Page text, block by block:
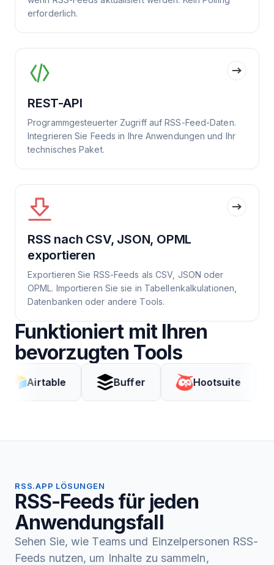
erforderlich.
REST-API
Programmgesteuerter Zugriff auf RSS-Feed-Daten.
Integrieren Sie Feeds in Ihre Anwendungen und Ihr
technisches Paket.
RSS nach CSV, JSON, OPML
exportieren
Exportieren Sie RSS-Feeds als CSV, JSON oder
OPML. Importieren Sie sie in Tabellenkalkulationen,
Datenbanken oder andere Tools.
Funktioniert mit Ihren
bevorzugten Tools
Buffer Hootsuite
RSS.APP LÖSUNGEN
RSS-Feeds für jeden
Anwendungsfall
Sehen Sie, wie Teams und Einzelpersonen RSS-
Feeds nutzen, um Inhalte zu sammeln,